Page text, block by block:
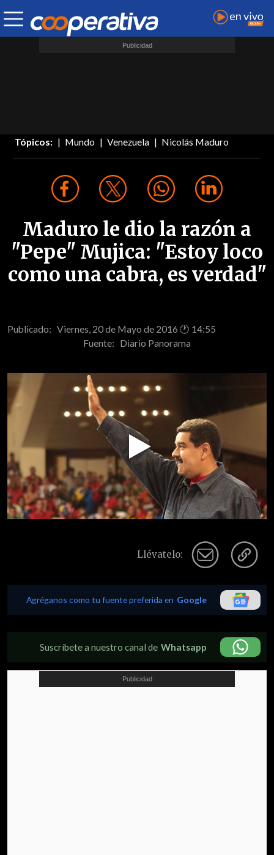
Tópicos: Mundo Venezuela Nicolás Maduro
Maduro le dio la razón a
"Pepe" Mujica: "Estoy loco
como una cabra, es verdad"
Publicado: Viernes, 20 de Mayo de 2016 🕐 14:55
Fuente: Diario Panorama
Video
Llévatelo:
Agréganos como tu fuente preferida en Google
Suscríbete a nuestro canal de Whatsapp